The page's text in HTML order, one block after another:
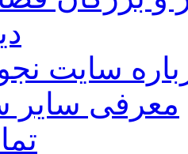
سایت
معرفی سایر